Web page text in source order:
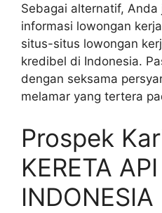
Sebagai alternatif,
informasi lowongan
situs-situs lowongan
kredibel di Indonesia.
dengan seksama
melamar yang tertera
Prospek
KERETA API
INDONESIA